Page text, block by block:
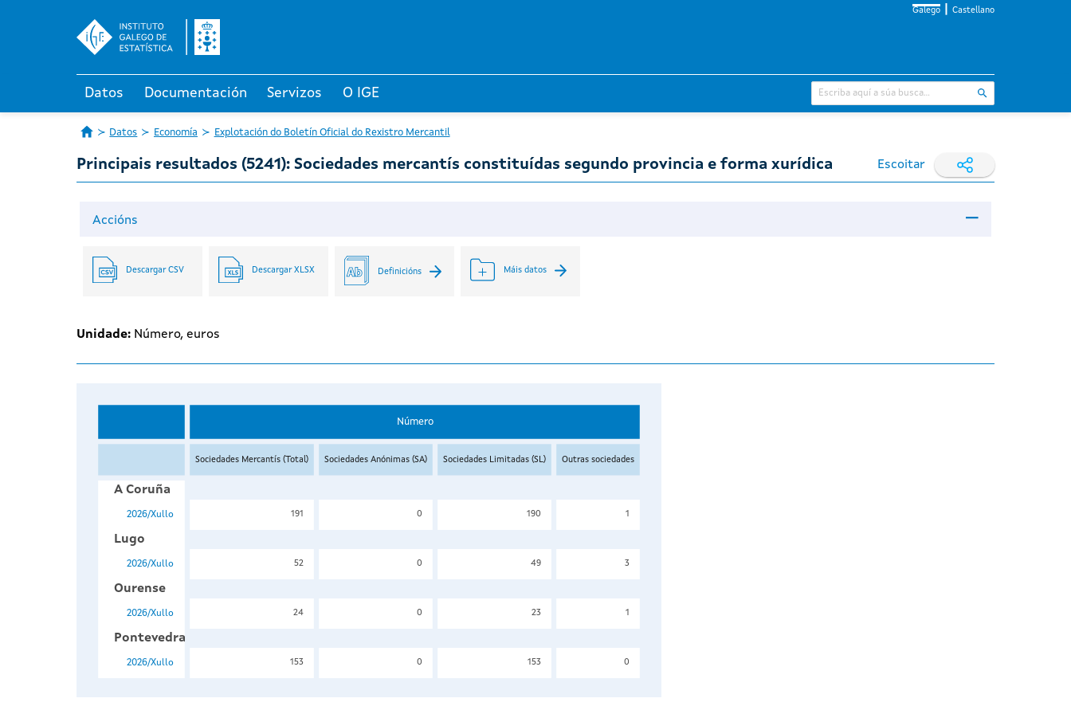
Galego Castellano
Datos Documentación Servizos O IGE
Datos Economía Explotación do Boletín Oficial do Rexistro Mercantil
Principais resultados (5241): Sociedades mercantís constituídas segundo provincia e forma xurídica Escoitar
Accións
Descargar CSV Descargar XLSX Definicións Máis datos
Unidade: Número, euros
Número
Sociedades Mercantís (Total) Sociedades Anónimas (SA) Sociedades Limitadas (SL) Outras sociedades
A Coruña
2026/Xullo 191 0 190 1
Lugo
2026/Xullo 52 0 49 3
Ourense
2026/Xullo 24 0 23 1
Pontevedra
2026/Xullo 153 0 153 0